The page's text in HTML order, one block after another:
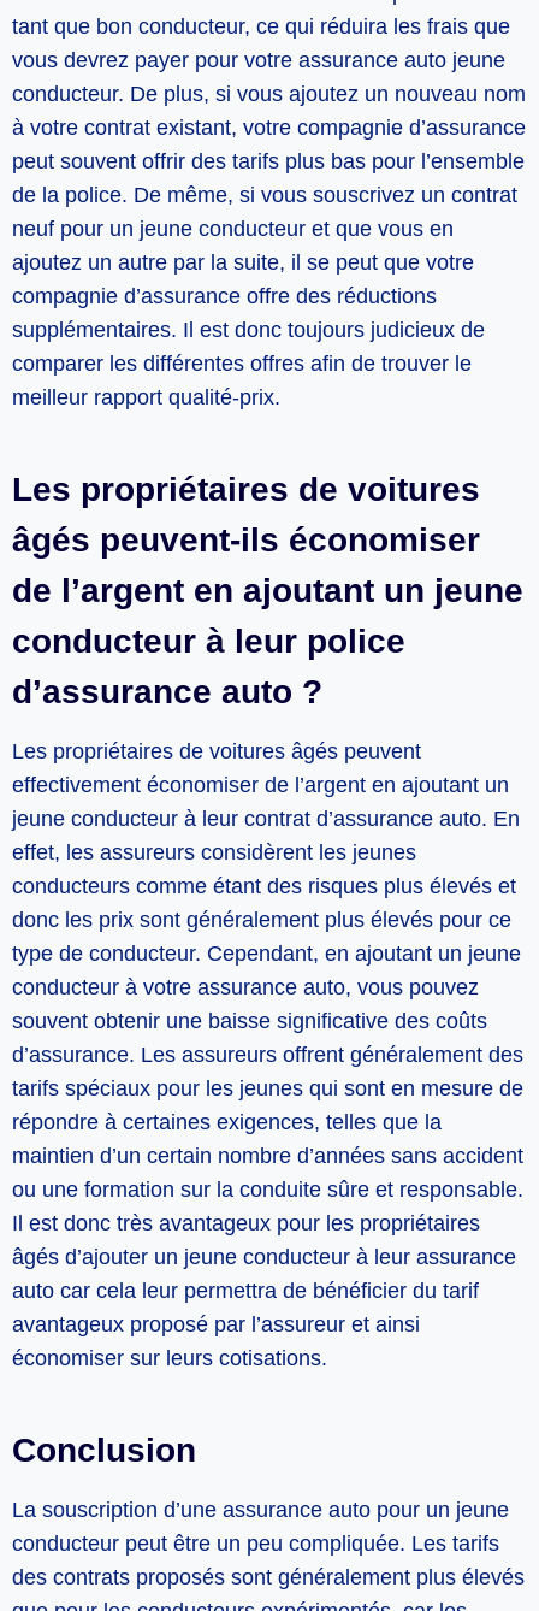
tant que bon conducteur, ce qui réduira les frais que
vous devrez payer pour votre assurance auto jeune
conducteur. De plus, si vous ajoutez un nouveau nom
à votre contrat existant, votre compagnie d’assurance
peut souvent offrir des tarifs plus bas pour l’ensemble
de la police. De même, si vous souscrivez un contrat
neuf pour un jeune conducteur et que vous en
ajoutez un autre par la suite, il se peut que votre
compagnie d’assurance offre des réductions
supplémentaires. Il est donc toujours judicieux de
comparer les différentes offres afin de trouver le
meilleur rapport qualité-prix.
Les propriétaires de voitures
âgés peuvent-ils économiser
de l’argent en ajoutant un jeune
conducteur à leur police
d’assurance auto ?
Les propriétaires de voitures âgés peuvent
effectivement économiser de l’argent en ajoutant un
jeune conducteur à leur contrat d’assurance auto. En
effet, les assureurs considèrent les jeunes
conducteurs comme étant des risques plus élevés et
donc les prix sont généralement plus élevés pour ce
type de conducteur. Cependant, en ajoutant un jeune
conducteur à votre assurance auto, vous pouvez
souvent obtenir une baisse significative des coûts
d’assurance. Les assureurs offrent généralement des
tarifs spéciaux pour les jeunes qui sont en mesure de
répondre à certaines exigences, telles que la
maintien d’un certain nombre d’années sans accident
ou une formation sur la conduite sûre et responsable.
Il est donc très avantageux pour les propriétaires
âgés d’ajouter un jeune conducteur à leur assurance
auto car cela leur permettra de bénéficier du tarif
avantageux proposé par l’assureur et ainsi
économiser sur leurs cotisations.
Conclusion
La souscription d’une assurance auto pour un jeune
conducteur peut être un peu compliquée. Les tarifs
des contrats proposés sont généralement plus élevés